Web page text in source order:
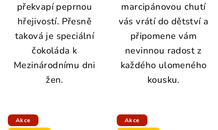
překvapí peprnou
hřejivostí. Přesně
taková je speciální
čokoláda k
Mezinárodnímu dni
žen.
marcipánovou chutí
vás vrátí do dětství a
připomene vám
nevinnou radost z
každého ulomeného
kousku.
Akce
Akce